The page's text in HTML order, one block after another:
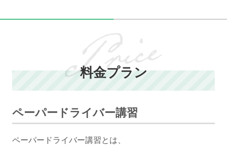
料金プラン
ペーパードライバー講習
ペーパードライバー講習とは、